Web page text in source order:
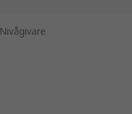
Nivågivare